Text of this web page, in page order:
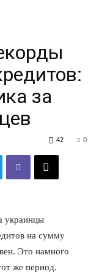
за
0
42
украинцы
на сумму
Это намного
же период.